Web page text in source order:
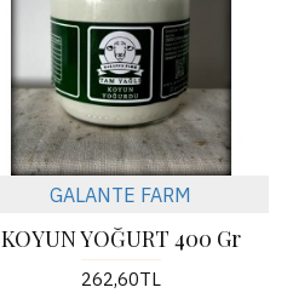
GALANTE FARM
KOYUN YOĞURT 400 Gr
262,60TL